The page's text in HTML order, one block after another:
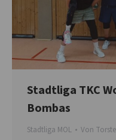
Stadtliga TKC
Bombas
Stadtliga MOL Von